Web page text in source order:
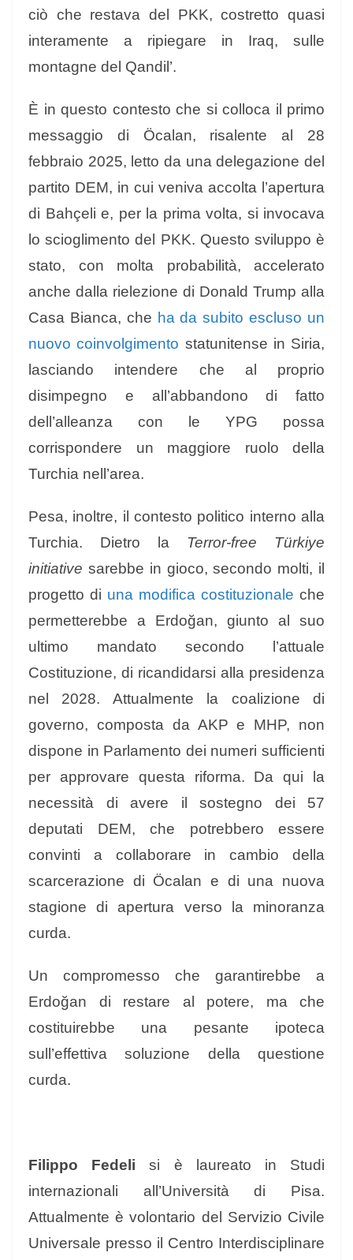
ciò che restava del PKK, costretto quasi
interamente a ripiegare in Iraq, sulle
montagne del Qandil’.
È in questo contesto che si colloca il primo
messaggio di Öcalan, risalente al 28
febbraio 2025, letto da una delegazione del
partito DEM, in cui veniva accolta l’apertura
di Bahçeli e, per la prima volta, si invocava
lo scioglimento del PKK. Questo sviluppo è
stato, con molta probabilità, accelerato
anche dalla rielezione di Donald Trump alla
Casa Bianca, che ha da subito escluso un
nuovo coinvolgimento statunitense in Siria,
lasciando intendere che al proprio
disimpegno e all’abbandono di fatto
dell’alleanza con le YPG possa
corrispondere un maggiore ruolo della
Turchia nell’area.
Pesa, inoltre, il contesto politico interno alla
Turchia. Dietro la Terror-free Türkiye
initiative sarebbe in gioco, secondo molti, il
progetto di una modifica costituzionale che
permetterebbe a Erdoğan, giunto al suo
ultimo mandato secondo l’attuale
Costituzione, di ricandidarsi alla presidenza
nel 2028. Attualmente la coalizione di
governo, composta da AKP e MHP, non
dispone in Parlamento dei numeri sufficienti
per approvare questa riforma. Da qui la
necessità di avere il sostegno dei 57
deputati DEM, che potrebbero essere
convinti a collaborare in cambio della
scarcerazione di Öcalan e di una nuova
stagione di apertura verso la minoranza
curda.
Un compromesso che garantirebbe a
Erdoğan di restare al potere, ma che
costituirebbe una pesante ipoteca
sull’effettiva soluzione della questione
curda.
Filippo Fedeli si è laureato in Studi
internazionali all’Università di Pisa.
Attualmente è volontario del Servizio Civile
Universale presso il Centro Interdisciplinare